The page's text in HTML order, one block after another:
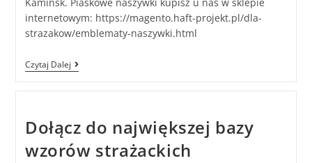
internetowym: https://magento.haft-projekt.pl/dla-
strazakow/emblematy-naszywki.html
Czytaj Dalej
Dołącz do największej bazy
wzorów strażackich